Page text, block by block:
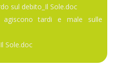
sul debito_Il Sole.doc
agiscono tardi e male sulle
Sole.doc